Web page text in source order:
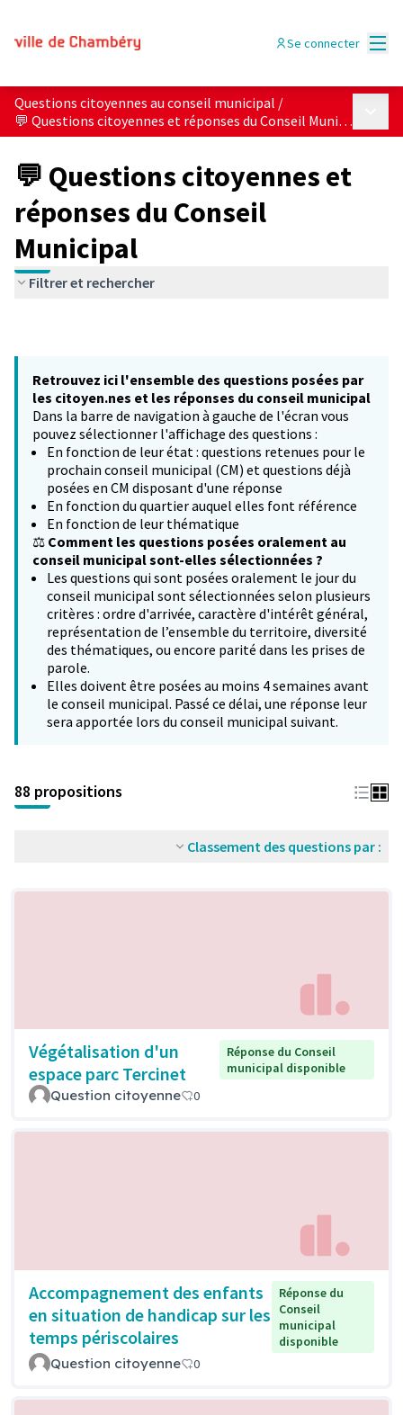
Se connecter
Questions citoyennes au conseil municipal /
💬 Questions citoyennes et réponses du Conseil Municipal
💬 Questions citoyennes et
réponses du Conseil
Municipal
Filtrer et rechercher
Retrouvez ici l'ensemble des questions posées par
les citoyen.nes et les réponses du conseil municipal
Dans la barre de navigation à gauche de l'écran vous
pouvez sélectionner l'affichage des questions :
En fonction de leur état : questions retenues pour le
prochain conseil municipal (CM) et questions déjà
posées en CM disposant d'une réponse
En fonction du quartier auquel elles font référence
En fonction de leur thématique
⚖️ Comment les questions posées oralement au
conseil municipal sont-elles sélectionnées ?
Les questions qui sont posées oralement le jour du
conseil municipal sont sélectionnées selon plusieurs
critères : ordre d'arrivée, caractère d'intérêt général,
représentation de l’ensemble du territoire, diversité
des thématiques, ou encore parité dans les prises de
parole.
Elles doivent être posées au moins 4 semaines avant
le conseil municipal. Passé ce délai, une réponse leur
sera apportée lors du conseil municipal suivant.
88 propositions
Classement des questions par :
Végétalisation d'un
espace parc Tercinet
Réponse du Conseil
municipal disponible
Question citoyenne 0
Accompagnement des enfants
en situation de handicap sur les
temps périscolaires
Réponse du
Conseil
municipal
disponible
Question citoyenne 0